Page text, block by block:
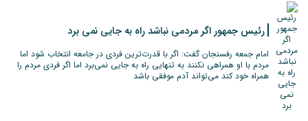
رئیس جمهور اگر مردمی نباشد راه به جایی نمی برد
امام جمعه رفسنجان گفت: اگر با قدرت‌ترین فردی در جامعه انتخاب شود اما
مردم با او همراهی نکنند به تنهایی راه به جایی نمی‌برد اما اگر فردی مردم را
همراه خود کند می‌تواند آدم موفقی باشد‌